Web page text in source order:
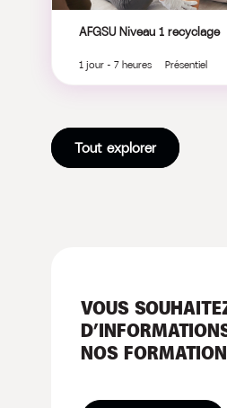
AFGSU Niveau 1 recyclage
1 jour - 7 heures Présentiel
Tout explorer
VOUS
NOS